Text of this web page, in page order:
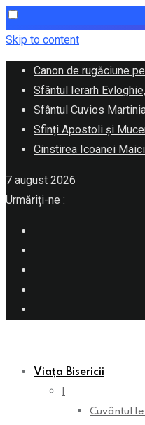
Skip to content
Canon de rugăciune
Sfântul Ierarh
Sfântul Cuvios
Sfinți Apostoli și
Cinstirea Icoanei
7 august 2026
Urmăriți-ne :
Viața Bisericii
Cuvântul